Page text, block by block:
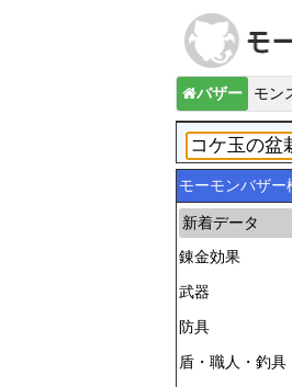
バザー モン
モーモンバザー
新着データ
錬金効果
武器
防具
盾・職人・釣具